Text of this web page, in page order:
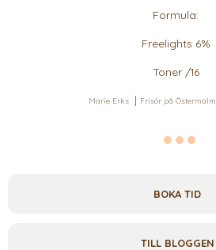
Formula:
Freelights 6%
Toner /16
Marie Erks Frisör på Östermalm
BOKA TID
TILL BLOGGEN